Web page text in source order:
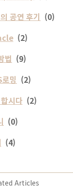
공연 후기 (0)
(2)
법 (9)
밍 (2)
시다 (2)
(0)
(4)
Articles